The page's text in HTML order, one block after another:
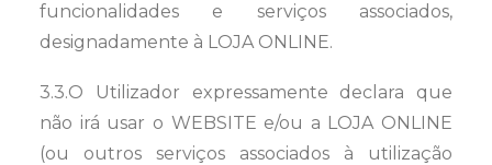
funcionalidades e serviços associados,
designadamente à LOJA ONLINE.
3.3.O Utilizador expressamente declara que
não irá usar o WEBSITE e/ou a LOJA ONLINE
(ou outros serviços associados à utilização